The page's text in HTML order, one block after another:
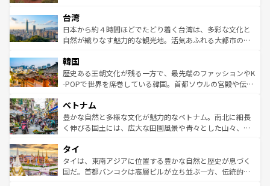
ならではの贅沢な旅のスタイルだ。 なお、新着のアメリカ
情報はコンテンツ一覧を参照してほしい。
れるおもてなしの心で訪れる人々を迎えてくれるハワイの
人々、おいしいローカルフードやハワイアンミュージッ
ク、伝統的なフラダンスなど、すべてがハワイの魅力を彩
ワイを、存分に味わってほしい。 なお、新着のハワイ情報
はコンテンツ一覧を参照してほしい。
リアリーフや大陸中央部にそびえるウルル（エアーズロッ
ク）、タスマニアの美しい原生林やケアンズの熱帯雨林な
ど、見どころがたくさん。また、カフェやワイン、オージ
いる。アクティビティも充実しており、サーフィンやダイ
ビング、ハイキングなど、アウトドア好きにはたまらな
い。オーストラリアの多彩な魅力を存分に味わいつくそ
参照してほしい。
台湾
日本から約４時間ほどでたどり着く台湾は、多彩な文化と
自然が織りなす魅力的な観光地。活気あふれる大都市の台
ン）、静ひつな山岳地帯である台湾東部など、都市の喧騒
と山間の静けさが共存しており、訪れる人に新しい発見と
驚きをもたらしてくれる。また、奥深い台湾の食文化も魅
容にもいいと評判のスイーツなど、バラエティ豊かな料理
が味わえる。 なお、新着の台湾情報は コンテンツ一覧を参
照してほしい。
韓国
歴史ある王朝文化が残る一方で、最先端のファッションやK
-POPで世界を席巻している韓国。首都ソウルの宮殿や伝統
き、地方に足を延ばせば四季折々の自然美を楽しむことが
できる。そして、キムチや焼肉、絶品のストリートフード
まで、さまざまな韓国料理が待っている。夜には、韓国な
リティに包まれながら、韓国の多彩な魅力を心ゆくまで味
わってみてほしい。 なお、新着の韓国情報はコンテンツ一
覧を参照してほしい。
ベトナム
豊かな自然と多様な文化が魅力的なベトナム。南北に細長
く伸びる国土には、広大な田園風景や青々とした山々、世
急速な発展と共に伝統が息づく。ハノイの古い町並みやホ
ーチミン市のフランス統治時代の建物も、独特の雰囲気を
醸し出している。また、バラエティの豊かさとおいしさで
タイ
タイは、東南アジアに位置する豊かな自然と歴史が息づく
国だ。首都バンコクは高層ビルが立ち並ぶ一方、伝統的な